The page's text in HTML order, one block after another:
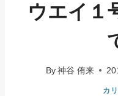
ウエイ１
By 神谷 侑来
カ